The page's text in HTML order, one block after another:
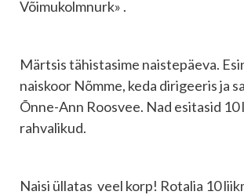
Võimukolmnurk» .
Märtsis tähistasime naistepäeva.
naiskoor Nõmme, keda dirigeeris ja
Õnne-Ann Roosvee. Nad esitasid 10
rahvalikud.
Naisi üllatas veel korp! Rotalia 10